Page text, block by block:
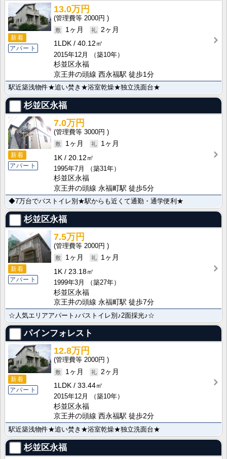
新着
アパート
13.0万円
2000円
1ヶ月
2ヶ月
1LDK
40.12㎡
2015年12月
（築10年）
杉並区永福
京王井の頭線 西永福駅 徒歩1分
駅近築浅物件★追い焚き★浴室乾燥★独立洗面台★
杉並区永福
新着
アパート
7.0万円
3000円
1ヶ月
1ヶ月
1K
20.12㎡
1995年7月
（築31年）
杉並区永福
京王井の頭線 永福町駅 徒歩5分
◆7万台でバストイレ別★駅からも近くて通勤・通学便利★
杉並区永福
新着
アパート
7.5万円
2000円
1ヶ月
1ヶ月
1K
23.18㎡
1999年3月
（築27年）
杉並区永福
京王井の頭線 永福町駅 徒歩7分
☆人気エリアアパート♪バストイレ別♪2面採光♪☆
パインフォレスト
新着
アパート
12.8万円
2000円
1ヶ月
2ヶ月
1LDK
33.44㎡
2015年12月
（築10年）
杉並区永福
京王井の頭線 西永福駅 徒歩2分
駅近築浅物件★追い焚き★浴室乾燥★独立洗面台★
杉並区永福